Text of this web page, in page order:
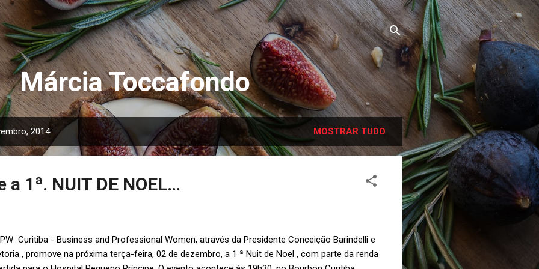
Pular para o conteúdo principal
Márcia Toccafondo
2014 MOSTRAR TUDO
a 1ª. NUIT DE NOEL…
Curitiba - Business and Professional Women, através da Presidente Conceição Barindelli e
, promove na próxima terça-feira, 02 de dezembro, a 1 ª Nuit de Noel , com parte da renda